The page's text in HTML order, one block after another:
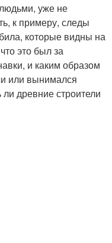
уже не
к примеру, следы
которые видны на
это был за
и каким образом
или вынимался
древние строители